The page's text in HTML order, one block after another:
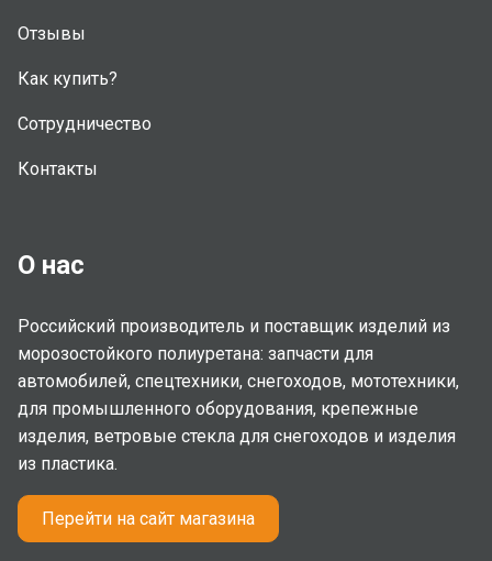
Отзывы
Как купить?
Сотрудничество
Контакты
О нас
Российский производитель и поставщик изделий из
морозостойкого полиуретана: запчасти для
автомобилей, спецтехники, снегоходов, мототехники,
для промышленного оборудования, крепежные
изделия, ветровые стекла для снегоходов и изделия
из пластика.
Перейти на сайт магазина